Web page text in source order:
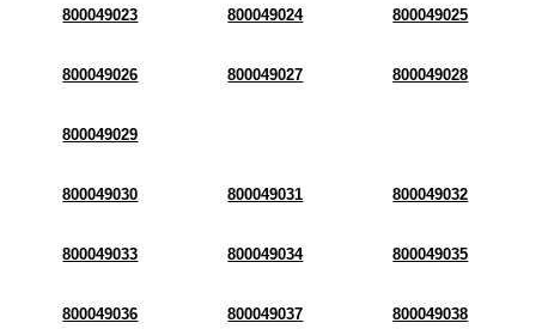
800049023 800049024 800049025
800049026 800049027 800049028
800049029
800049030 800049031 800049032
800049033 800049034 800049035
800049036 800049037 800049038